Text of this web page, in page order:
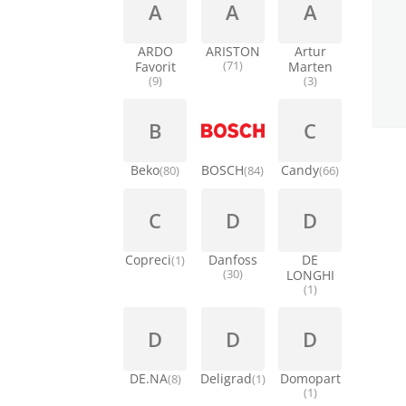
A
ARDO
Favorit
(9)
A
ARISTON
(71)
A
Artur
Marten
(3)
B
Beko(80) BOSCH(84)
C
Candy(66)
C
Copreci(1)
D
Danfoss
(30)
D
DE
LONGHI
(1)
D
DE.NA(8)
D
Deligrad(1)
D
Domopart
(1)